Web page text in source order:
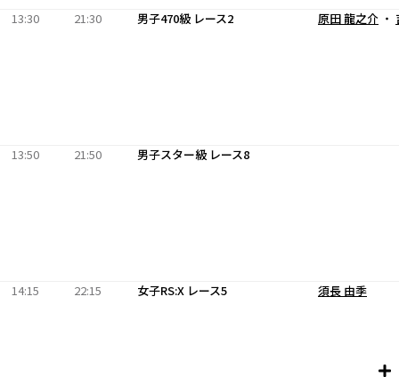
13:30 21:30 男子470級 レース2 原田 龍之介 ・
13:50 21:50 男子スター級 レース8
14:15 22:15 女子RS:X レース5 須長 由季